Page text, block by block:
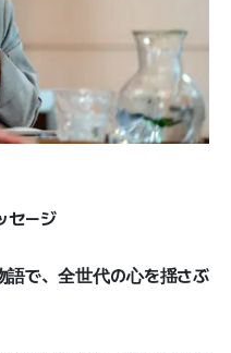
セージ
語で、全世代の心を揺さぶ